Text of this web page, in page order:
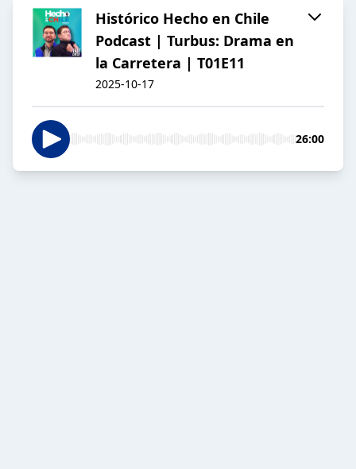
Histórico Hecho en Chile
Podcast | Turbus: Drama en
la Carretera | T01E11
2025-10-17
26:00